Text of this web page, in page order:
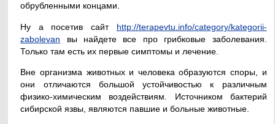
обрубленными концами.
Ну а посетив сайт http://terapevtu.info/category/kategorii-
zabolevan вы найдете все про грибковые заболевания.
Только там есть их первые симптомы и лечение.
Вне организма животных и человека образуются споры, и
они отличаются большой устойчивостью к различным
физико-химическим воздействиям. Источником бактерий
сибирской язвы, являются павшие и больные животные.